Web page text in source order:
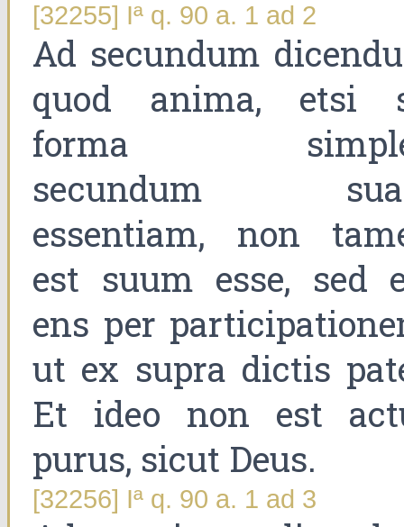
[32255] Iª q. 90 a. 1 ad 2
Ad secundum
quod anima, etsi
forma
secundum
essentiam, non
est suum esse, sed
ens per
ut ex supra dictis
Et ideo non est
purus, sicut Deus.
[32256] Iª q. 90 a. 1 ad 3